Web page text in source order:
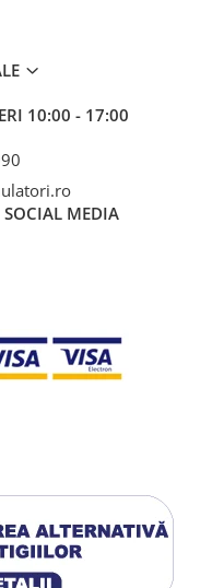
10:00 - 17:00
SOCIAL MEDIA